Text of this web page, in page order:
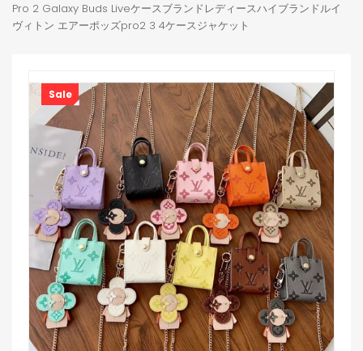
Pro 2 Galaxy Buds Liveケースブランドレディースハイブランドルイ
ヴィトン エアーポッズpro2 3 4ケースジャケット
Sale